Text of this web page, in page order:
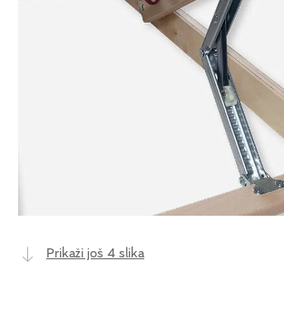
Prikaži još 4 slika